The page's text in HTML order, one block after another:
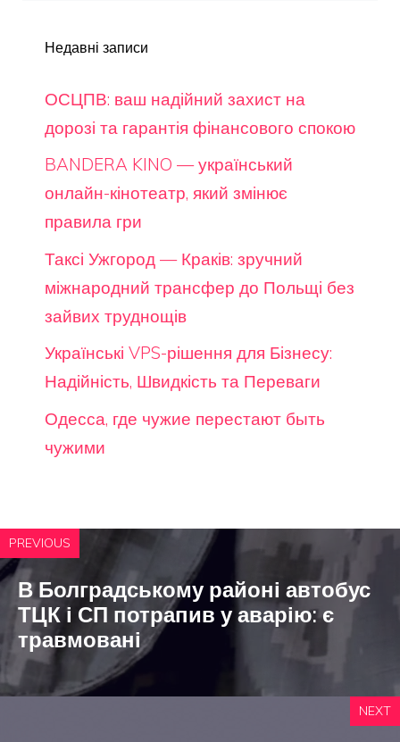
Недавні записи
ОСЦПВ: ваш надійний захист на
дорозі та гарантія фінансового спокою
BANDERA KINO — український
онлайн-кінотеатр, який змінює
правила гри
Таксі Ужгород — Краків: зручний
міжнародний трансфер до Польщі без
зайвих труднощів
Українські VPS-рішення для Бізнесу:
Надійність, Швидкість та Переваги
Одесса, где чужие перестают быть
чужими
PREVIOUS
В Болградському районі автобус
ТЦК і СП потрапив у аварію: є
травмовані
NEXT